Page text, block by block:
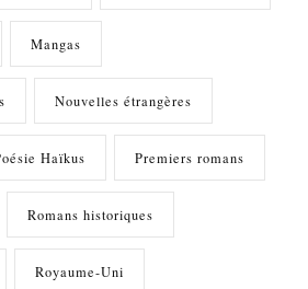
Mangas
Nouvelles étrangères
Haïkus Premiers romans
Romans historiques
Royaume-Uni